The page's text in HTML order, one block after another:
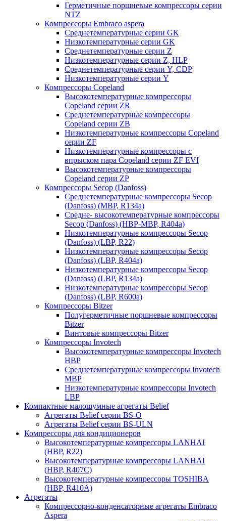
Герметичные поршневые компрессоры серии
NTZ
Компрессоры Embraco aspera
Среднетемпературные серии GK
Низкотемпературные серии GK
Среднетемпературные серии Z
Низкотемпературные серии Z, HLP
Среднетемпературные серии Y, CDP
Низкотемпературные серии Y
Компрессоры Copeland
Высокотемпературные компрессоры
Copeland серии ZR
Среднетемпературные компрессоры
Copeland серии ZB
Низкотемпературные компрессоры Copeland
серии ZF
Низкотемпературные компрессоры с
впрыском пара Copeland серии ZF EVI
Высокотемпературные компрессоры
Copeland серии ZP
Компрессоры Secop (Danfoss)
Среднетемпературные компрессоры Secop
(Danfoss) (MBP, R134a)
Средне- высокотемпературные компрессоры
Secop (Danfoss) (HBP-MBP, R404a)
Низкотемпературные компрессоры Secop
(Danfoss) (LBP, R22)
Низкотемпературные компрессоры Secop
(Danfoss) (LBP, R404a)
Низкотемпературные компрессоры Secop
(Danfoss) (LBP, R134a)
Низкотемпературные компрессоры Secop
(Danfoss) (LBP, R600a)
Компрессоры Bitzer
Полугерметичные поршневые компрессоры
Bitzer
Винтовые компрессоры Bitzer
Компрессоры Invotech
Высокотемпературные компрессоры Invotech
HBP
Среднетемпературные компрессоры Invotech
MBP
Низкотемпературные компрессоры Invotech
LBP
Компактные малошумные агрегаты Belief
Агрегаты Belief серии BS-O
Агрегаты Belief серии BS-ULN
Компрессоры для кондиционеров
Высокотемпературные компрессоры LANHAI
(НВР, R22)
Высокотемпературные компрессоры LANHAI
(НВР, R407C)
Высокотемпературные компрессоры TOSHIBA
(НВР, R410A)
Агрегаты
Компрессорно-конденсаторные агрегаты Embraco
Aspera